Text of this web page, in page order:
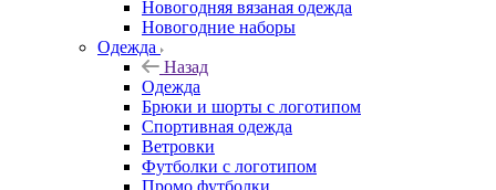
Новогодняя вязаная одежда
Новогодние наборы
Одежда
Назад
Одежда
Брюки и шорты с логотипом
Спортивная одежда
Ветровки
Футболки с логотипом
Промо футболки